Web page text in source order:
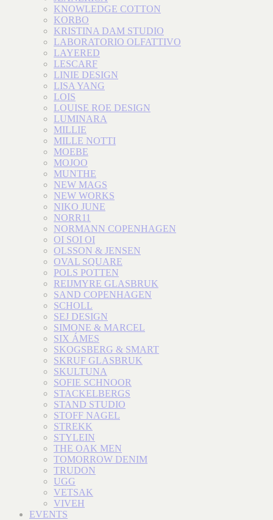
KNOWLEDGE COTTON
KORBO
KRISTINA DAM STUDIO
LABORATORIO OLFATTIVO
LAYERED
LESCARF
LINIE DESIGN
LISA YANG
LOIS
LOUISE ROE DESIGN
LUMINARA
MILLIE
MILLE NOTTI
MOEBE
MOJOO
MUNTHE
NEW MAGS
NEW WORKS
NIKO JUNE
NORR11
NORMANN COPENHAGEN
OI SOI OI
OLSSON & JENSEN
OVAL SQUARE
POLS POTTEN
REIJMYRE GLASBRUK
SAND COPENHAGEN
SCHOLL
SEJ DESIGN
SIMONE & MARCEL
SIX ÁMES
SKOGSBERG & SMART
SKRUF GLASBRUK
SKULTUNA
SOFIE SCHNOOR
STACKELBERGS
STAND STUDIO
STOFF NAGEL
STREKK
STYLEIN
THE OAK MEN
TOMORROW DENIM
TRUDON
UGG
VETSAK
VIVEH
EVENTS